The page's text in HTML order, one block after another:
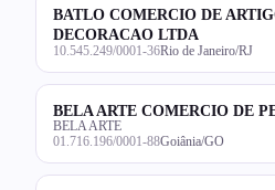
BATLO COMERCIO DE
DECORACAO LTDA
10.545.249/0001-36Rio de Janeiro/RJ
BELA ARTE COMERCIO DE
BELA ARTE
01.716.196/0001-88Goiânia/GO